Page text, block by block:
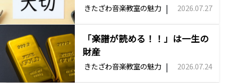
きたざわ音楽教室の魅力 | 2026.07.27
「楽譜が読める！！」は一生の
財産
きたざわ音楽教室の魅力 | 2026.07.24